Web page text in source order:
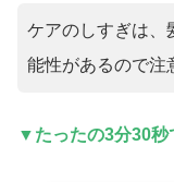
ケアのしすぎは、
能性があるので注
▼たったの3分30秒